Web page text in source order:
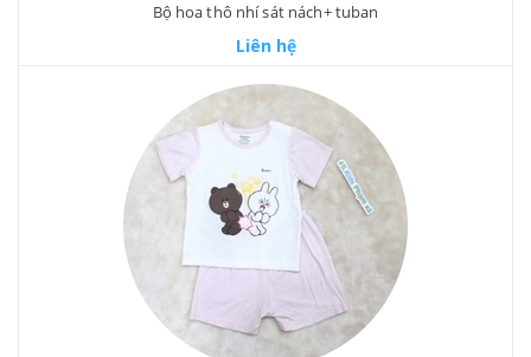
Bộ hoa thô nhí sát nách+ tuban
Liên hệ